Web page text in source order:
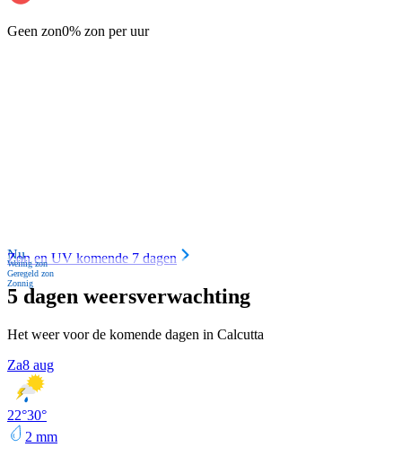
Geen zon0% zon per uur
Nu
Weinig zon
Geregeld zon
Zonnig
Zon en UV komende 7 dagen
5 dagen weersverwachting
Het weer voor de komende dagen in Calcutta
Za8 aug
22°30°
2 mm